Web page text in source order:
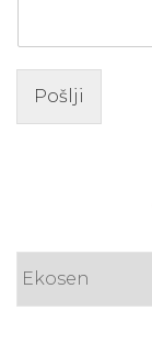
Pošlji
Kategorije